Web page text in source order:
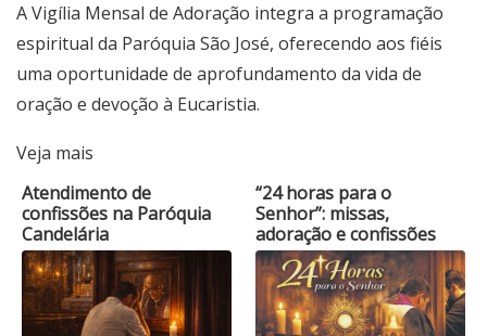
A Vigília Mensal de Adoração integra a programação
espiritual da Paróquia São José, oferecendo aos fiéis
uma oportunidade de aprofundamento da vida de
oração e devoção à Eucaristia.
Veja mais
Atendimento de
confissões na Paróquia
Candelária
“24 horas para o
Senhor”: missas,
adoração e confissões